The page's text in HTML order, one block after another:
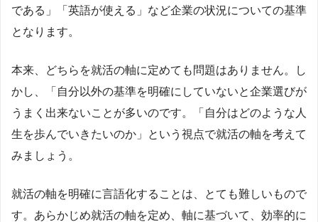
である」「英語が使える」など企業の状況についての基準
となります。
本来、どちらを就活の軸に定めても問題はありません。し
かし、「自分以外の基準を明確にしていないと企業選びが
うまく出来ないことが多いのです。「自分はどのような人
生を歩んでいきたいのか」という視点で就活の軸を考えて
みましょう。
就活の軸を明確に言語化することは、とても難しいもので
す。あらかじめ就活の軸を定め、軸に基づいて、効率的に